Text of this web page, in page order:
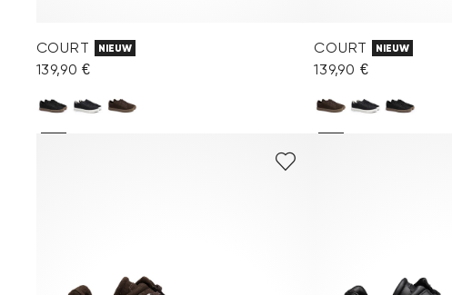
COURT NIEUW
139,90 €
COURT NIEUW
139,90 €